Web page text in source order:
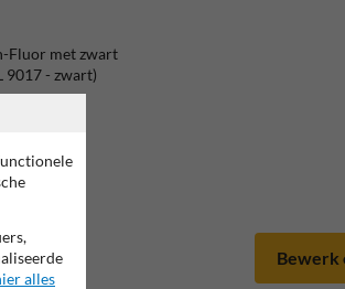
Fluor met zwart
9017 - zwart)
links.
Bewerk
alles